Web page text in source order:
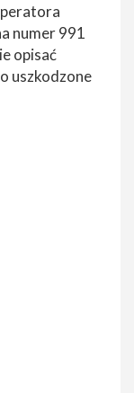
numer 991
opisać
uszkodzone